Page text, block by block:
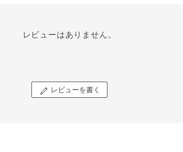
レビューはありません。
レビューを書く